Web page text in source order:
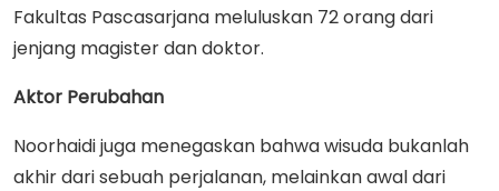
Fakultas Pascasarjana meluluskan 72 orang dari
jenjang magister dan doktor.
Aktor Perubahan
Noorhaidi juga menegaskan bahwa wisuda bukanlah
akhir dari sebuah perjalanan, melainkan awal dari